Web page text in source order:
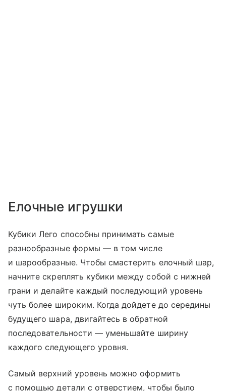
Елочные игрушки
Кубики Лего способны принимать самые
разнообразные формы — в том числе
и шарообразные. Чтобы смастерить елочный шар,
начните скреплять кубики между собой с нижней
грани и делайте каждый последующий уровень
чуть более широким. Когда дойдете до середины
будущего шара, двигайтесь в обратной
последовательности — уменьшайте ширину
каждого следующего уровня.
Самый верхний уровень можно оформить
с помощью детали с отверстием, чтобы было